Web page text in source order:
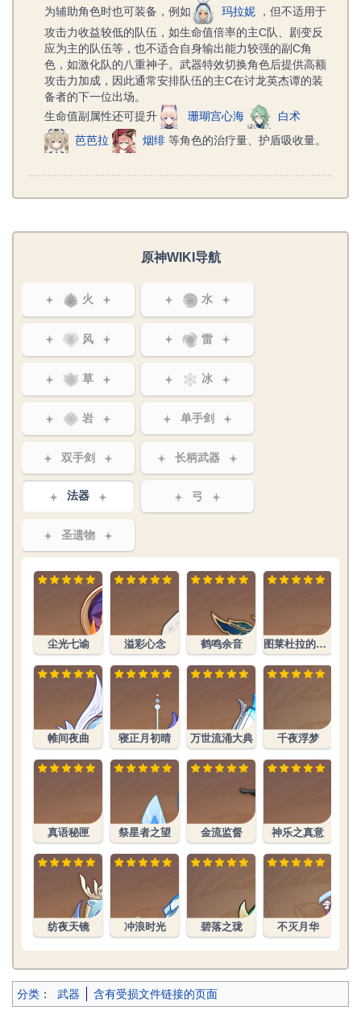
为辅助角色时也可装备，例如
玛拉妮 ，但不适用于
攻击力收益较低的队伍，如生命值倍率的主C队、剧变反
应为主的队伍等，也不适合自身输出能力较强的副C角
色，如激化队的八重神子。武器特效切换角色后提供高额
攻击力加成，因此通常安排队伍的主C在讨龙英杰谭的装
备者的下一位出场。
生命值副属性还可提升
珊瑚宫心海
白术
芭芭拉
烟绯 等角色的治疗量、护盾吸收量。
原神WIKI导航
火 水
风 雷
草 冰
岩 单手剑
双手剑 长柄武器
法器 弓
圣遗物
尘光七谕
帷间夜曲
真语秘匣
纺夜天镜
溢彩心念
寝正月初晴
祭星者之望
冲浪时光
鹤鸣余音
万世流涌大典
金流监督
碧落之珑
图莱杜拉的回忆
千夜浮梦
神乐之真意
不灭月华
分类 ： 武器 含有受损文件链接的页面